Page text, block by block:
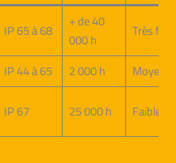
IP 65 à 68
+ de 40
000 h
Très
IP 44 à 65 2 000 h
Moyen
IP 67 25 000 h Faible